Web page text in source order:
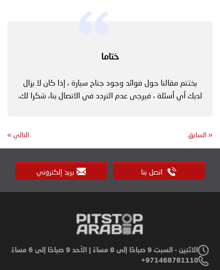
ختاما
يختتم مقالنا حول فوائد وجود جناح سيارة ، إذا كان لا يزال
لديك أي أسئلة ، فيرجى عدم التردد في الاتصال بنا، شكرا لك.
« السابق التالي »
اتصل بنا بريد إلكتروني
الاثنين - السبت 9 صباحًا إلى 8 مساءً | الأحد 9 صباحًا إلى 6 مساءً
971468781110+